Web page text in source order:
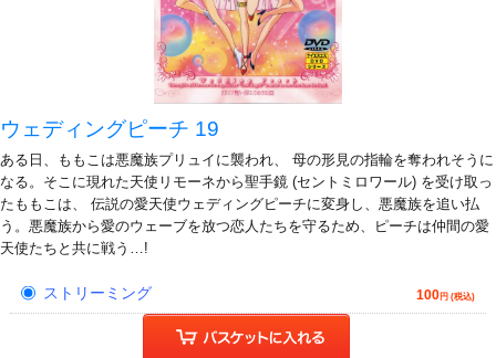
ウェディングピーチ 19
ある日、ももこは悪魔族プリュイに襲われ、 母の形見の指輪を奪われそうに
なる。そこに現れた天使リモーネから聖手鏡 (セントミロワール) を受け取っ
たももこは、 伝説の愛天使ウェディングピーチに変身し、悪魔族を追い払
う。悪魔族から愛のウェーブを放つ恋人たちを守るため、ピーチは仲間の愛
天使たちと共に戦う…!
ストリーミング 100円 (税込)